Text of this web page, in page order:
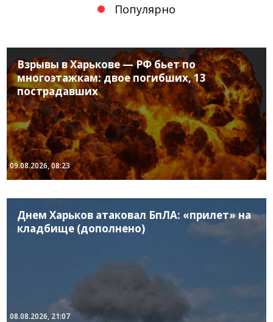
Популярно
Взрывы в Харькове — РФ бьет по
многоэтажкам: двое погибших, 13
пострадавших
09.08.2026, 08:23
Днем Харьков атаковал БпЛА: «прилет» на
кладбище (дополнено)
08.08.2026, 21:07